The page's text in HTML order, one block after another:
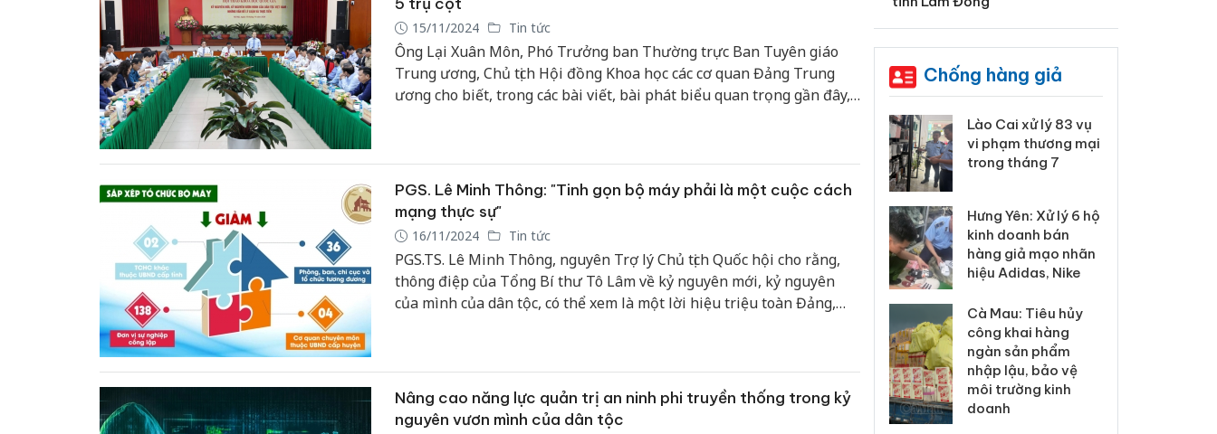
15/11/2024 Tin tức
Ông Lại Xuân Môn, Phó Trưởng ban Thường trực Ban Tuyên giáo
Trung ương, Chủ tịch Hội đồng Khoa học các cơ quan Đảng Trung
ương cho biết, trong các bài viết, bài phát biểu quan trọng gần đây,
nguyên mới trên 5 trụ cột.
PGS. Lê Minh Thông: "Tinh gọn bộ máy phải là một cuộc cách
mạng thực sự"
16/11/2024 Tin tức
PGS.TS. Lê Minh Thông, nguyên Trợ lý Chủ tịch Quốc hội cho rằng,
thông điệp của Tổng Bí thư Tô Lâm về kỷ nguyên mới, kỷ nguyên
của mình của dân tộc, có thể xem là một lời hiệu triệu toàn Đảng,
Nâng cao năng lực quản trị an ninh phi truyền thống trong kỷ
nguyên vươn mình của dân tộc
Chống hàng giả
án sản xuất, buôn
bán yến sào giả
buôn bán bình sữa
Moyuum giả
Phú Quốc ra đầu
thú
Lào Cai xử lý 83 vụ
vi phạm thương mại
trong tháng 7
Hưng Yên: Xử lý 6 hộ
kinh doanh bán
hàng giả mạo nhãn
hiệu Adidas, Nike
Cà Mau: Tiêu hủy
công khai hàng
ngàn sản phẩm
nhập lậu, bảo vệ
môi trường kinh
doanh